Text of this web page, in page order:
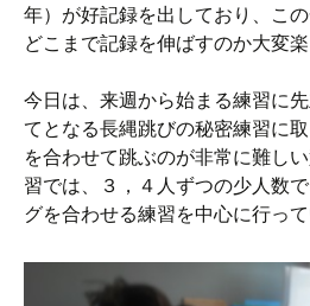
年）が好記録を出しており、この
どこまで記録を伸ばすのか大変楽
今日は、来週から始まる練習に
てとなる長縄跳びの秘密練習に
を合わせて跳ぶのが非常に難し
習では、３，４人ずつの少人数
グを合わせる練習を中心に行って